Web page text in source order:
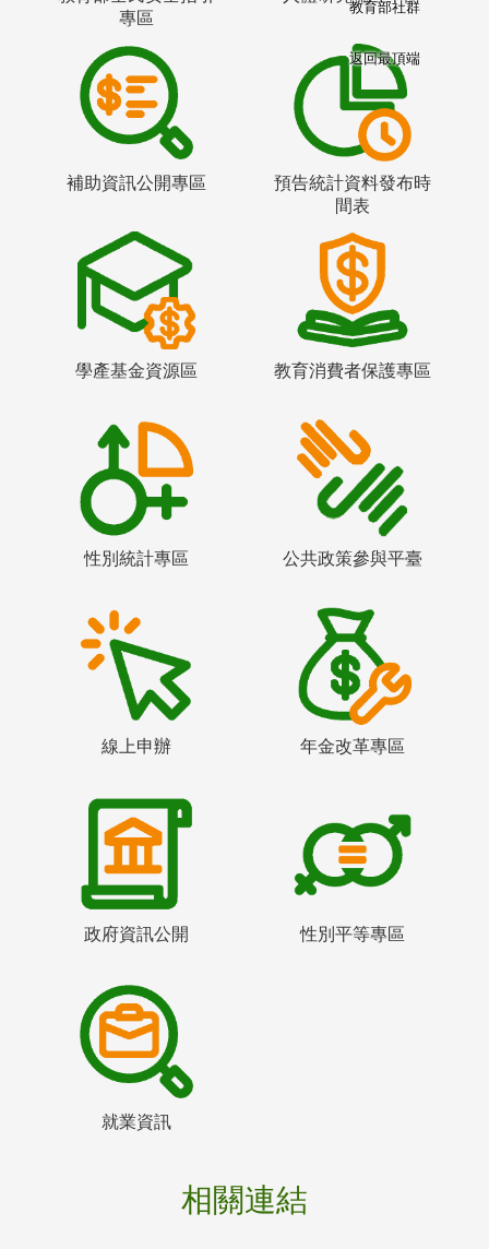
專區
補助資訊公開專區
預告統計資料發布時
間表
學產基金資源區 教育消費者保護專區
性別統計專區 公共政策參與平臺
線上申辦 年金改革專區
政府資訊公開 性別平等專區
就業資訊
相關連結
教育部社群
返回最頂端